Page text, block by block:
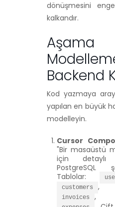
dönüşmesini
kalkandır.
Backend
Kod yazmaya
yapılan en büyük
modelleyin.
Cursor
"Bir masaüstü
için detaylı
PostgreSQL
Tablolar:
customers
invoices ,